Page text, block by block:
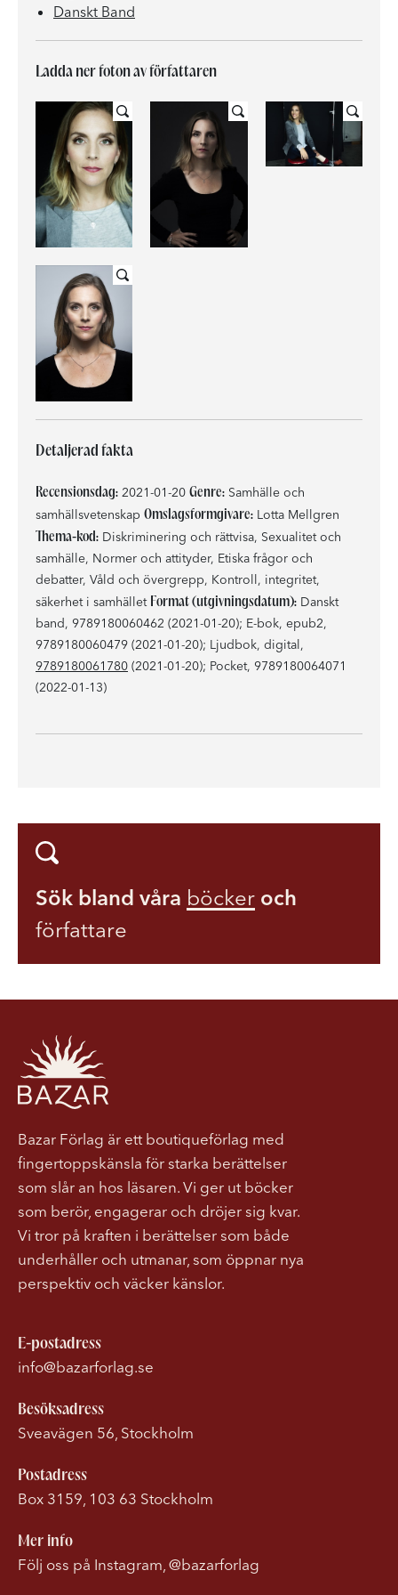
Danskt Band
Ladda ner foton av författaren
Detaljerad fakta
Recensionsdag: 2021-01-20 Genre: Samhälle och
samhällsvetenskap Omslagsformgivare: Lotta Mellgren
Thema-kod: Diskriminering och rättvisa, Sexualitet och
samhälle, Normer och attityder, Etiska frågor och
debatter, Våld och övergrepp, Kontroll, integritet,
säkerhet i samhället Format (utgivningsdatum): Danskt
band, 9789180060462 (2021-01-20); E-bok, epub2,
9789180060479 (2021-01-20); Ljudbok, digital,
9789180061780 (2021-01-20); Pocket, 9789180064071
(2022-01-13)
Sök bland våra böcker och
författare
Bazar Förlag är ett boutiqueförlag med
fingertoppskänsla för starka berättelser
som slår an hos läsaren. Vi ger ut böcker
som berör, engagerar och dröjer sig kvar.
Vi tror på kraften i berättelser som både
underhåller och utmanar, som öppnar nya
perspektiv och väcker känslor.
E-postadress
info@bazarforlag.se
Besöksadress
Sveavägen 56, Stockholm
Postadress
Box 3159, 103 63 Stockholm
Mer info
Följ oss på Instagram, @bazarforlag